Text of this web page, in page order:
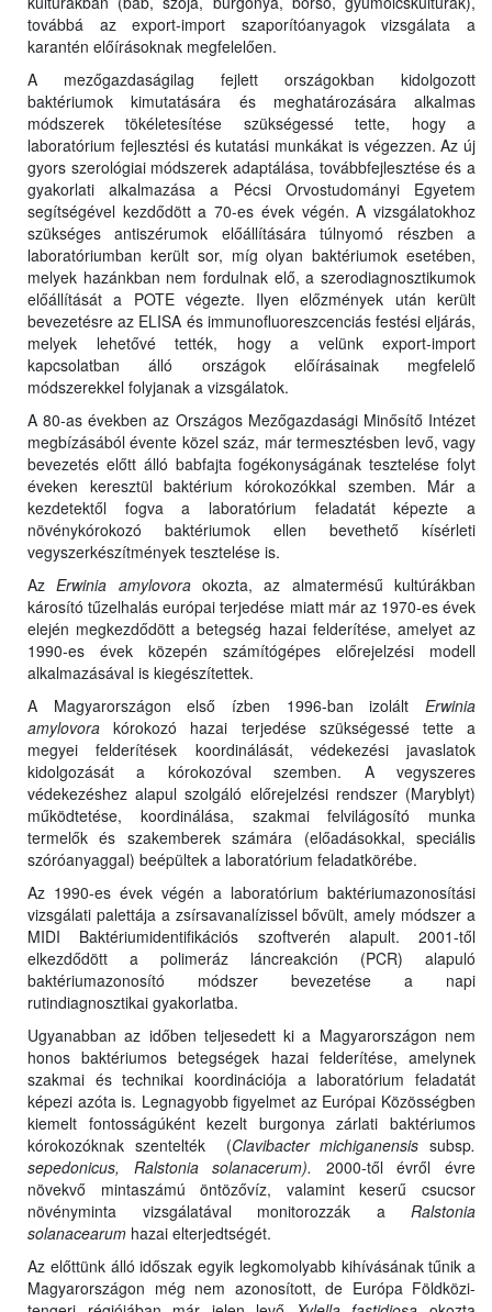
továbbá az export-import szaporítóanyagok vizsgálata a
karantén előírásoknak megfelelően.
A mezőgazdaságilag fejlett országokban kidolgozott
baktériumok kimutatására és meghatározására alkalmas
módszerek tökéletesítése szükségessé tette, hogy a
laboratórium fejlesztési és kutatási munkákat is végezzen. Az új
gyors szerológiai módszerek adaptálása, továbbfejlesztése és a
gyakorlati alkalmazása a Pécsi Orvostudományi Egyetem
segítségével kezdődött a 70-es évek végén. A vizsgálatokhoz
szükséges antiszérumok előállítására túlnyomó részben a
laboratóriumban került sor, míg olyan baktériumok esetében,
melyek hazánkban nem fordulnak elő, a szerodiagnosztikumok
előállítását a POTE végezte. Ilyen előzmények után került
bevezetésre az ELISA és immunofluoreszcenciás festési eljárás,
melyek lehetővé tették, hogy a velünk export-import
kapcsolatban álló országok előírásainak megfelelő
módszerekkel folyjanak a vizsgálatok.
A 80-as években az Országos Mezőgazdasági Minősítő Intézet
megbízásából évente közel száz, már termesztésben levő, vagy
bevezetés előtt álló babfajta fogékonyságának tesztelése folyt
éveken keresztül baktérium kórokozókkal szemben. Már a
kezdetektől fogva a laboratórium feladatát képezte a
növénykórokozó baktériumok ellen bevethető kísérleti
vegyszerkészítmények tesztelése is.
AzErwinia amylovoraokozta, az almatermésű kultúrákban
károsító tűzelhalás európai terjedése miatt már az 1970-es évek
elején megkezdődött a betegség hazai felderítése, amelyet az
1990-es évek közepén számítógépes előrejelzési modell
alkalmazásával is kiegészítettek.
A Magyarországon első ízben 1996-ban izolált Erwinia
amylovora kórokozó hazai terjedése szükségessé tette a
megyei felderítések koordinálását, védekezési javaslatok
kidolgozását a kórokozóval szemben. A vegyszeres
védekezéshez alapul szolgáló előrejelzési rendszer (Maryblyt)
működtetése, koordinálása, szakmai felvilágosító munka
termelők és szakemberek számára (előadásokkal, speciális
szóróanyaggal) beépültek a laboratórium feladatkörébe.
Az 1990-es évek végén a laboratórium baktériumazonosítási
vizsgálati palettája a zsírsavanalízissel bővült, amely módszer a
MIDI Baktériumidentifikációs szoftverén alapult. 2001-től
elkezdődött a polimeráz láncreakción (PCR) alapuló
baktériumazonosító módszer bevezetése a napi
rutindiagnosztikai gyakorlatba.
Ugyanabban az időben teljesedett ki a Magyarországon nem
honos baktériumos betegségek hazai felderítése, amelynek
szakmai és technikai koordinációja a laboratórium feladatát
képezi azóta is. Legnagyobb figyelmet az Európai Közösségben
kiemelt fontosságúként kezelt burgonya zárlati baktériumos
kórokozóknak szentelték (Clavibacter michiganensissubsp.
sepedonicus, Ralstonia solanacerum). 2000-től évről évre
növekvő mintaszámú öntözővíz, valamint keserű csucsor
növényminta vizsgálatával monitorozzák a Ralstonia
solanacearum hazai elterjedtségét.
Az előttünk álló időszak egyik legkomolyabb kihívásának tűnik a
Magyarországon még nem azonosított, de Európa Földközi-